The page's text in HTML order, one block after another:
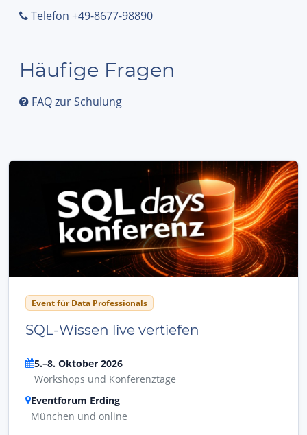
Telefon +49-8677-98890
Häufige Fragen
FAQ zur Schulung
Event für Data Professionals
SQL-Wissen live vertiefen
5.–8. Oktober 2026
Workshops und Konferenztage
Eventforum Erding
München und online